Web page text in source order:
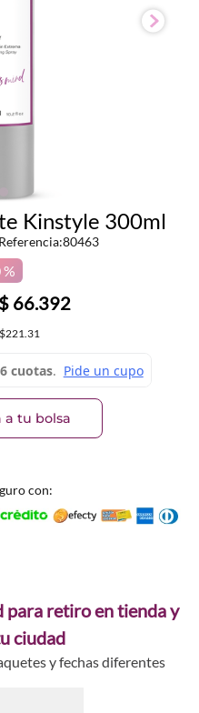
Kinstyle 300ml
Referencia:80463
%
$ 66.392
$221.31
a tu bolsa
con:
retiro en tienda y
ciudad
y fechas diferentes